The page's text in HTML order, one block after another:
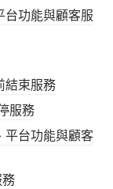
功能與顧客服
結束服務
服務
台功能與顧客